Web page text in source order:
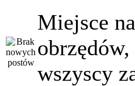
Miejsce
wszyscy